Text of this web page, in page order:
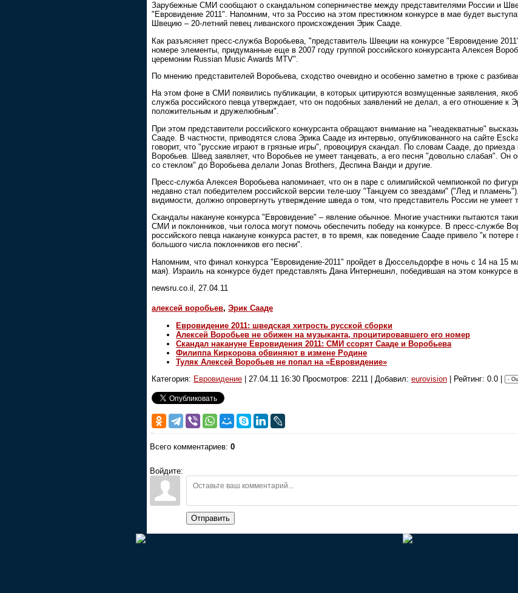
Зарубежные СМИ сообщают о скандальном соперничестве между представителями России и
"Евровидение 2011". Напомним, что за Россию на этом престижном конкурсе в мае будет
Швецию – 20-летний певец ливанского происхождения Эрик Сааде.
Как разъясняет пресс-служба Воробьева, "представитель Швеции на конкурсе "Евровидение
номере элементы, придуманные еще в 2007 году группой российского конкурсанта Алексея
церемонии Russian Music Awards MTV".
По мнению представителей Воробьева, сходство очевидно и особенно заметно в трюке с
На этом фоне в СМИ появились публикации, в которых цитируются возмущенные заявления,
служба российского певца утверждает, что он подобных заявлений не делал, а его отношение к
положительным и дружелюбным".
При этом представители российского конкурсанта обращают внимание на "неадекватные"
Сааде. В частности, приводятся слова Эрика Сааде из интервью, опубликованного на сайте
говорит, что "русские играют в грязные игры", провоцируя скандал. По словам Сааде, до
Воробьев. Швед заявляет, что Воробьев не умеет танцевать, а его песня "довольно слабая". Он
со стеклом" до Воробьева делали Jonas Brothers, Деспина Ванди и другие.
Пресс-служба Алексея Воробьева напоминает, что он в паре с олимпийской чемпионкой по
недавно стал победителем российской версии теле-шоу "Танцуем со звездами" ("Лед и
видимости, должно опровергнуть утверждение шведа о том, что представитель России не умеет
Скандалы накануне конкурса "Евровидение" – явление обычное. Многие участники пытаются
СМИ и поклонников, чьи голоса могут помочь обеспечить победу на конкурсе. В пресс-службе
российского певца накануне конкурса растет, в то время, как поведение Сааде привело "к
большого числа поклонников его песни".
Напомним, что финал конкурса "Евровидение-2011" пройдет в Дюссельдорфе в ночь с 14 на 15
мая). Израиль на конкурсе будет представлять Дана Интернешнл, победившая на этом конкурсе
newsru.co.il, 27.04.11
алексей воробьев, Эрик Сааде
Евровидение 2011: шведская хитрость русской сборки
Алексей Воробьев не обижен на музыканта, процитировавшего его номер
Скандал накануне Евровидения 2011: СМИ ссорят Сааде и Воробьева
Филиппа Киркорова обвиняют в измене Родине
Туляк Алексей Воробьев не попал на «Евровидение»
Категория: Евровидение 27.04.11 16:30 Просмотров: 2211 | Добавил: eurovision | Рейтинг: 0.0 |
Всего комментариев: 0
Войдите:
Отправить